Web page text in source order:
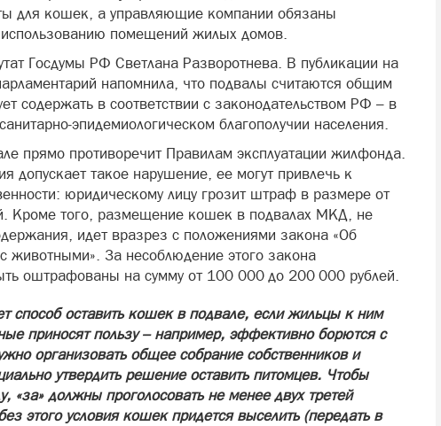
для кошек, а управляющие компании обязаны
использованию помещений жилых домов.
Госдумы РФ Светлана Разворотнева. В публикации на
напомнила, что подвалы считаются общим
содержать в соответствии с законодательством РФ – в
благополучии населения.
прямо противоречит Правилам эксплуатации жилфонда.
допускает такое нарушение, ее могут привлечь к
юридическому лицу грозит штраф в размере от
Кроме того, размещение кошек в подвалах МКД, не
идет вразрез с положениями закона «Об
животными». За несоблюдение этого закона
оштрафованы на сумму от 100 000 до 200 000 рублей.
способ оставить кошек в подвале, если жильцы к ним
приносят пользу – например, эффективно борются с
организовать общее собрание собственников и
утвердить решение оставить питомцев. Чтобы
«за» должны проголосовать не менее двух третей
этого условия кошек придется выселить (передать в